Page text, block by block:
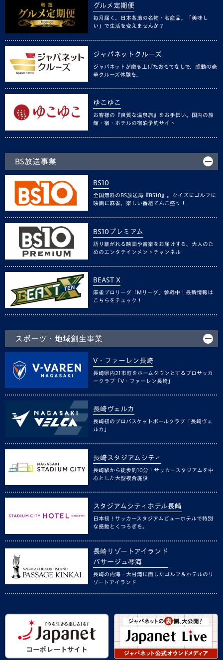
グルメ定期便
毎月届く、日本各地の名物・名産品。「美味し
い」で生活を変えませんか？
ジャパネットクルーズ
ジャパネットが磨き上げたおもてなしで、感動の豪
華クルーズ体験を。
ゆこゆこ
お客様の『良質な温泉旅』をお手伝い。国内の旅
館・宿・ホテルの宿泊予約サイト
BS放送事業
BS10
全国無料のBS放送局『BS10』。クイズにゴルフに
映画に麻雀、楽しい番組てんこ盛り！
BS10プレミアム
語り継がれる映画や音楽をお届けする、大人のた
めのエンタテインメントチャンネル
BEAST X
麻雀プロリーグ「Mリーグ」参戦中！最新情報は
こちらをチェック！
スポーツ・地域創生事業
V・ファーレン長崎
長崎県内21市町をホームタウンとするプロサッカ
ークラブ「V・ファーレン長崎」
長崎ヴェルカ
長崎初のプロバスケットボールクラブ「長崎ヴェ
ルカ」
長崎スタジアムシティ
長崎駅から徒歩約10分！サッカースタジアムを中
心とした大型複合施設
スタジアムシティホテル長崎
日本初！サッカースタジアムビューホテルで特別
な感動とくつろぎを。
長崎リゾートアイランド
パサージュ琴海
長崎の内海・大村湾に面したゴルフ＆ホテルのリ
ゾートアイランド